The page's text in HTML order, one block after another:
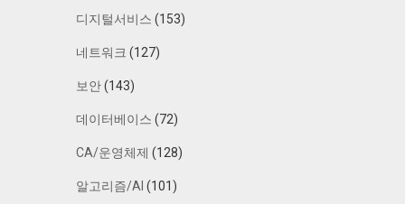
디지털서비스 (153)
네트워크 (127)
보안(143)
데이터베이스 (72)
CA/운영체제 (128)
알고리즘/AI (101)